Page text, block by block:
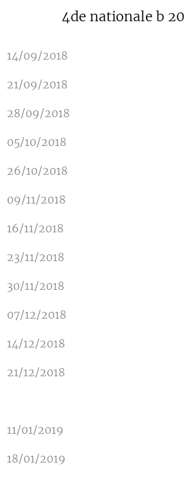
4de nationale b
14/09/2018
21/09/2018
28/09/2018
05/10/2018
26/10/2018
09/11/2018
16/11/2018
23/11/2018
30/11/2018
07/12/2018
14/12/2018
21/12/2018
11/01/2019
18/01/2019